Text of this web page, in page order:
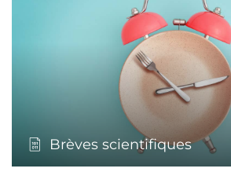
Brèves scientifiques